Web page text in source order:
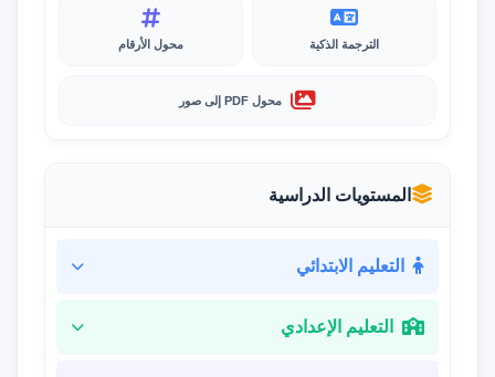
الترجمة الذكية محول الأرقام
محول PDF إلى صور
المستويات الدراسية
التعليم الابتدائي
التعليم الإعدادي